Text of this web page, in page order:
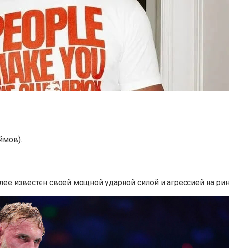
известен своей мощной ударной силой и агрессией на